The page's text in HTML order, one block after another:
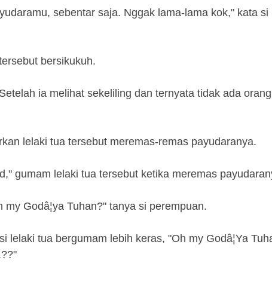
sebentar saja. Nggak lama-lama kok," kata si
bersikukuh.
ia melihat sekeliling dan ternyata tidak ada
lelaki tua tersebut meremas-remas payudaranya.
gumam lelaki tua tersebut ketika meremas
Godâ¦ya Tuhan?" tanya si perempuan.
tua bergumam lebih keras, "Oh my Godâ¦Ya